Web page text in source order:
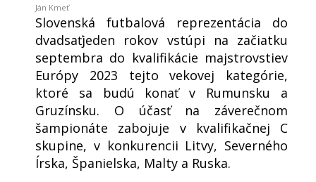
Ján Kmeť
Slovenská futbalová reprezentácia do
dvadsaťjeden rokov vstúpi na začiatku
septembra do kvalifikácie majstrovstiev
Európy 2023 tejto vekovej kategórie,
ktoré sa budú konať v Rumunsku a
Gruzínsku. O účasť na záverečnom
šampionáte zabojuje v kvalifikačnej C
skupine, v konkurencii Litvy, Severného
Írska, Španielska, Malty a Ruska.